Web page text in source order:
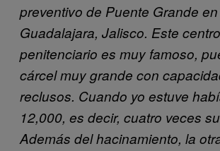
preventivo de Puente Grande en
Guadalajara, Jalisco. Este centro
penitenciario es muy famoso,
cárcel muy grande con
reclusos. Cuando yo estuve
12,000, es decir, cuatro veces
Además del hacinamiento, la